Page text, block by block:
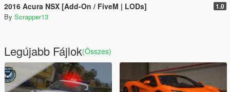
2016 Acura NSX [Add-On / FiveM | LODs] 1.0
By Scrapper13
Legújabb Fájlok(Összes)